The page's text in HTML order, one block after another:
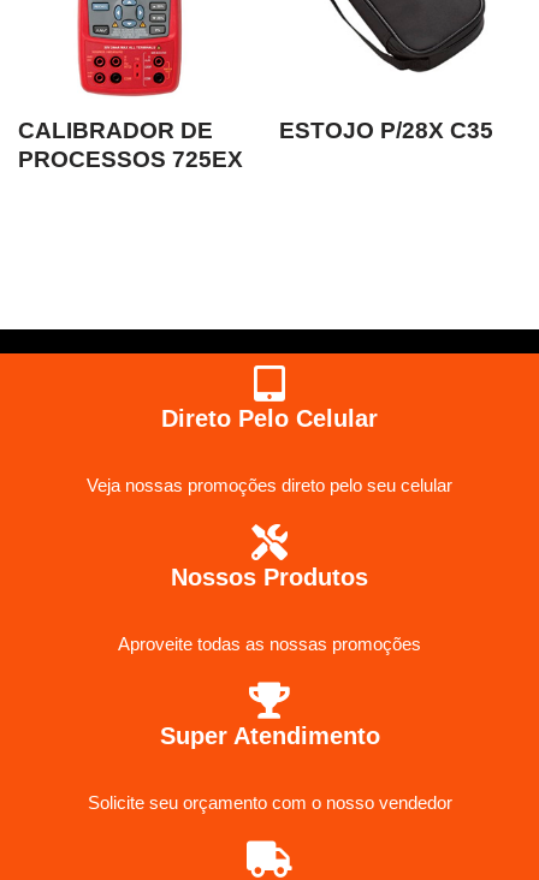
CALIBRADOR DE
PROCESSOS 725EX
ESTOJO P/28X C35
Direto Pelo Celular
Veja nossas promoções direto pelo seu celular
Nossos Produtos
Aproveite todas as nossas promoções
Super Atendimento
Solicite seu orçamento com o nosso vendedor